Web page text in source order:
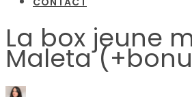
La box jeune
Maleta